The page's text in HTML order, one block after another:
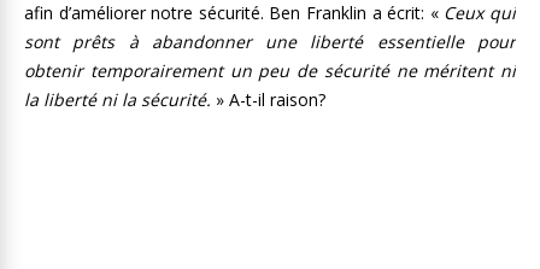
afin d’améliorer notre sécurité. Ben Franklin a écrit: «Ceux qui
sont prêts à abandonner une liberté essentielle pour
obtenir temporairement un peu de sécurité ne méritent ni
la liberté ni la sécurité. » A-t-il raison?